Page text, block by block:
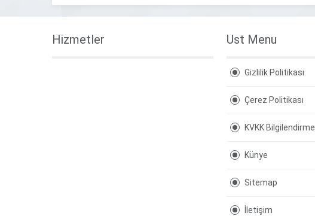
Hizmetler Ust Menu
Gizlilik Politikası
Çerez Politikası
KVKK Bilgilendirme
Künye
Sitemap
İletişim